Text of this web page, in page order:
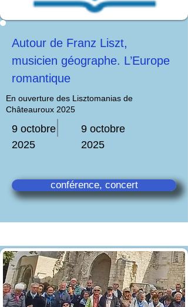
Autour de Franz Liszt,
musicien géographe. L’Europe
romantique
En ouverture des Lisztomanias de
Châteauroux 2025
9 octobre
2025
9 octobre
2025
conférence, concert